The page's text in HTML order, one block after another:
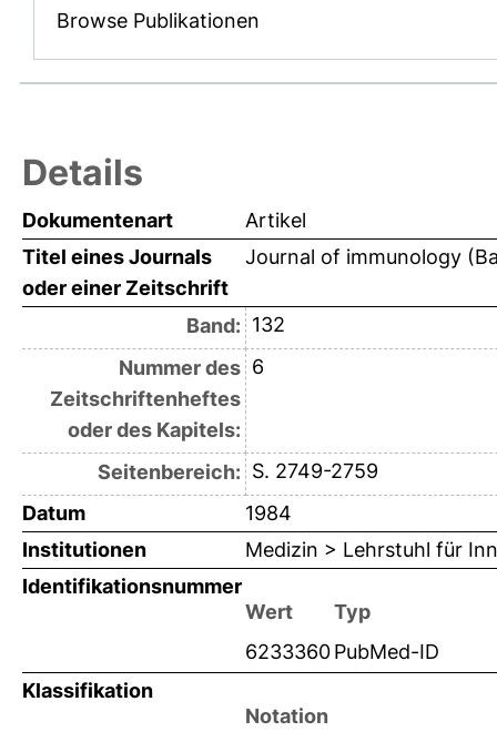
Browse Publikationen
Details
Dokumentenart
Artikel
Titel eines Journals
oder einer Zeitschrift
Journal of immunology
Band: 132
Nummer des
Zeitschriftenheftes
oder des Kapitels:
6
Seitenbereich: S. 2749-2759
Datum
1984
Institutionen
Medizin > Lehrstuhl für
Identifikationsnummer
Wert
Typ
6233360PubMed-ID
Klassifikation
Notation